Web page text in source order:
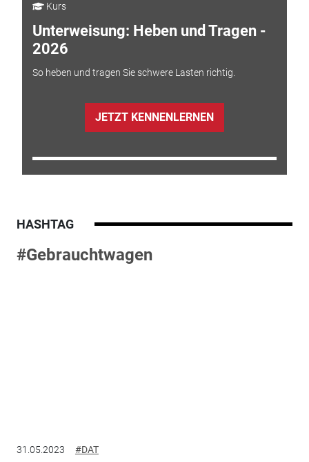
Kurs
Unterweisung: Heben und Tragen -
2026
So heben und tragen Sie schwere Lasten richtig.
JETZT KENNENLERNEN
HASHTAG
#Gebrauchtwagen
31.05.2023 #DAT